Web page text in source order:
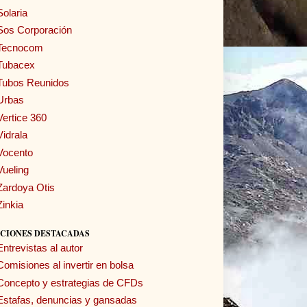
Corporación
Reunidos
360
Otis
DESTACADAS
al autor
al invertir en bolsa
y estrategias de CFDs
denuncias y gansadas